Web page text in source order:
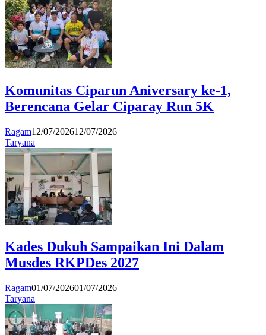
Komunitas Ciparun Aniversary ke-1,
Berencana Gelar Ciparay Run 5K
Ragam12/07/202612/07/2026
Taryana
Kades Dukuh Sampaikan Ini Dalam
Musdes RKPDes 2027
Ragam01/07/202601/07/2026
Taryana